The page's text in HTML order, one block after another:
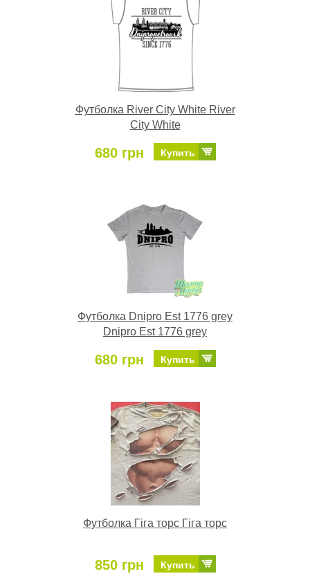
Футболка River City White River
City White
680 грн Купить
Футболка Dnipro Est 1776 grey
Dnipro Est 1776 grey
680 грн Купить
Футболка Гіга торс Гіга торс
850 грн Купить